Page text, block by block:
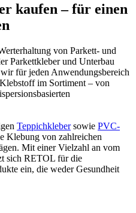
kaufen – für einen
von Parkett- und
Parkettkleber und Unterbau
für jeden Anwendungsbereich
im Sortiment – von
Teppichklebersowie PVC-
Klebung von zahlreichen
Mit einer Vielzahl an vom
sich RETOL für die
ein, die weder Gesundheit